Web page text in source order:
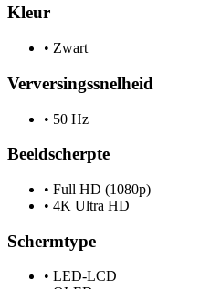
Kleur
• Zwart
Verversingssnelheid
• 50 Hz
Beeldscherpte
• Full HD (1080p)
• 4K Ultra HD
Schermtype
• LED-LCD